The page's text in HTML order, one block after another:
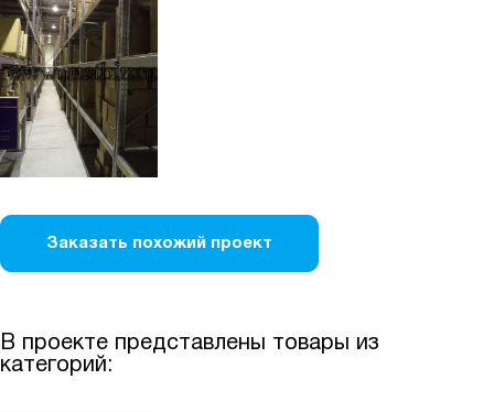
Заказать похожий проект
В проекте представлены товары из
категорий: